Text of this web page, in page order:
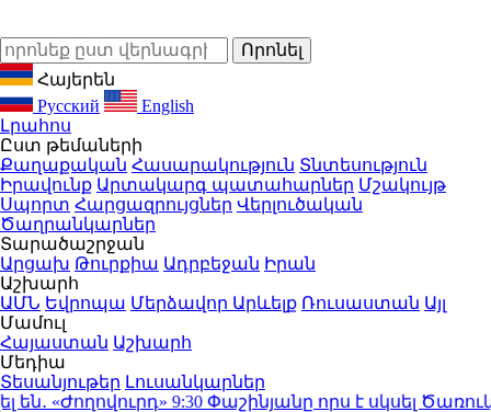
Հայերեն
Русский
English
Լրահոս
Ըստ թեմաների
Քաղաքական Հասարակություն Տնտեսություն
Իրավունք Արտակարգ պատահարներ Մշակույթ
Սպորտ Հարցազրույցներ Վերլուծական
Ծաղրանկարներ
Տարածաշրջան
Արցախ Թուրքիա Ադրբեջան Իրան
Աշխարհ
ԱՄՆ Եվրոպա Մերձավոր Արևելք Ռուսաստան Այլ
Մամուլ
Հայաստան Աշխարհ
Մեդիա
Տեսանյութեր Լուսանկարներ
«Ժողովուրդ»9:30 Փաշինյանը որս է սկսել